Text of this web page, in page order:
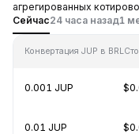
агрегированных
Сейчас24 часа назад1
Конвертация JUP в BRL
0.001 JUP
0.01 JUP